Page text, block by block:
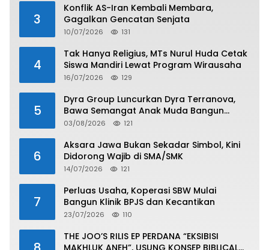
3
Konflik AS-Iran Kembali Membara,
Gagalkan Gencatan Senjata
10/07/2026 131
4
Tak Hanya Religius, MTs Nurul Huda Cetak
Siswa Mandiri Lewat Program Wirausaha
16/07/2026 129
5
Dyra Group Luncurkan Dyra Terranova,
Bawa Semangat Anak Muda Bangun
Masa Depan Properti Batam
03/08/2026 121
6
Aksara Jawa Bukan Sekadar Simbol, Kini
Didorong Wajib di SMA/SMK
14/07/2026 121
7
Perluas Usaha, Koperasi SBW Mulai
Bangun Klinik BPJS dan Kecantikan
23/07/2026 110
THE JOO’S RILIS EP PERDANA “EKSIBISI
MAKHLUK ANEH”, USUNG KONSEP BIBLICAL